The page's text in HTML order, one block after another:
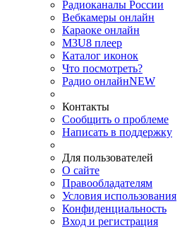
Радиоканалы России
Вебкамеры онлайн
Караоке онлайн
M3U8 плеер
Каталог иконок
Что посмотреть?
Радио онлайнNEW
Контакты
Сообщить о проблеме
Написать в поддержку
Для пользователей
О сайте
Правообладателям
Условия использования
Конфиденциальность
Вход и регистрация